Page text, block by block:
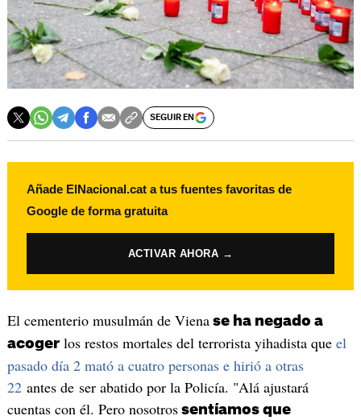
SEGUIR EN
Añade ElNacional.cat a tus fuentes favoritas de
Google de forma gratuita
ACTIVAR AHORA →
El cementerio musulmán de Vienase ha negado a
acogerlos restos mortales del terrorista yihadista queel
pasado día 2 mató a cuatro personas e hirió a otras
22antes de ser abatido por la Policía. "Alá ajustará
cuentas con él. Pero nosotrossentíamos que